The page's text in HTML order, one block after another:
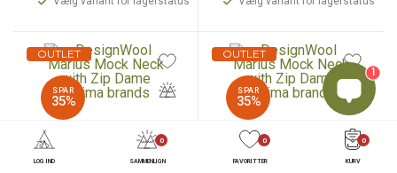
LOG IND
0
SAMMENLIGN
0
FAVORITTER
0
KURV
OUTLET
SPAR
35%
OUTLET
SPAR
35%
1